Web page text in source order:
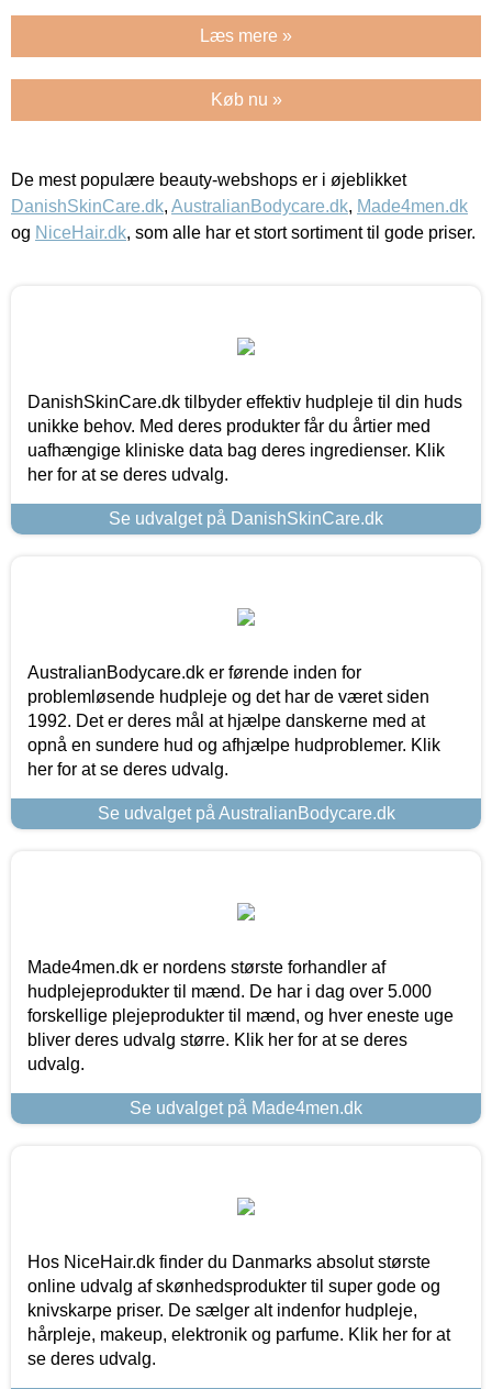
Læs mere »
Køb nu »
De mest populære beauty-webshops er i øjeblikket
DanishSkinCare.dk, AustralianBodycare.dk, Made4men.dk
og NiceHair.dk, som alle har et stort sortiment til gode priser.
DanishSkinCare.dk tilbyder effektiv hudpleje til din huds
unikke behov. Med deres produkter får du årtier med
uafhængige kliniske data bag deres ingredienser. Klik
her for at se deres udvalg.
Se udvalget på DanishSkinCare.dk
AustralianBodycare.dk er førende inden for
problemløsende hudpleje og det har de været siden
1992. Det er deres mål at hjælpe danskerne med at
opnå en sundere hud og afhjælpe hudproblemer. Klik
her for at se deres udvalg.
Se udvalget på AustralianBodycare.dk
Made4men.dk er nordens største forhandler af
hudplejeprodukter til mænd. De har i dag over 5.000
forskellige plejeprodukter til mænd, og hver eneste uge
bliver deres udvalg større. Klik her for at se deres
udvalg.
Se udvalget på Made4men.dk
Hos NiceHair.dk finder du Danmarks absolut største
online udvalg af skønhedsprodukter til super gode og
knivskarpe priser. De sælger alt indenfor hudpleje,
hårpleje, makeup, elektronik og parfume. Klik her for at
se deres udvalg.